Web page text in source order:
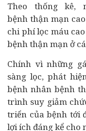
Theo thống kê,
bệnh thận mạn
chi phí lọc máu
bệnh thận mạn ở
Chính vì những
sàng lọc, phát
bệnh nhân bệnh
trình suy giảm
triển của bệnh tới
lợi ích đáng kể cho